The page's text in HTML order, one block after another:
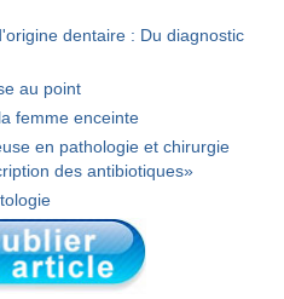
dentaire : Du diagnostic
au point
femme enceinte
en pathologie et chirurgie
des antibiotiques»